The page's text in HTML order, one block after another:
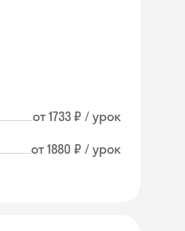
от 1733 ₽ / урок
от 1880 ₽ / урок